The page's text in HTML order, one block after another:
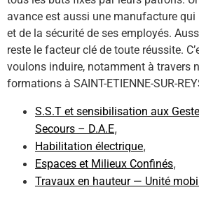
avance est aussi une manufacture
et de la sécurité de ses employés.
reste le facteur clé de toute réussite.
voulons induire, notamment à travers
formations à SAINT-ETIENNE-SUR-
S.S.T et sensibilisation aux
Secours – D.A.E,
Habilitation électrique,
Espaces et Milieux Confinés,
Travaux en hauteur — Unité